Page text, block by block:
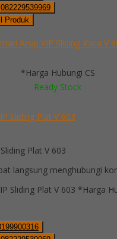
082229539969
Produk
Arsip VIP Sliding Kaca V
*Harga Hubungi CS
Ready Stock
Plat V 603
langsung menghubungi
*Harga